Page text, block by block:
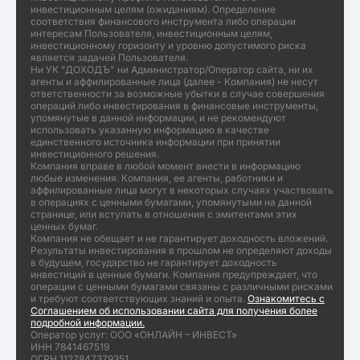
инвестиционным целям (ожиданиям). Определение
соответствия финансового инструмента либо операции
интересам Пользователя, инвестиционным целям,
инвестиционному горизонту и уровню допустимого риска
является задачей Пользователя.
Ни УК "ДОХОДЪ" ни Администратор/Оператор сайта, ни их
агенты и аффилированные лица (далее - Компания) не несут
ответственности за возможные убытки в случае совершения
операций либо инвестирования в финансовые инструменты,
упомянутые в данной информации, и не рекомендуют
использовать указанную информацию в качестве
единственного источника информации при принятии
инвестиционного решения.
Компания вправе в любой момент внести в информацию
любые изменения. Компания, ее агенты, работники и
аффилированные лица могут в некоторых случаях участвовать
в операциях с ценными бумагами, упомянутыми на данной
странице, или вступать в отношения с эмитентами этих
ценных бумаг.
Компания не обещает и не гарантирует доходность вложений.
Результаты инвестирования в прошлом не определяют доходы
в будущем, государство не гарантирует доходность
инвестиций в ценные бумаги. Компания предупреждает, что
операции с ценными бумагами связаны с различными рисками
и требуют соответствующих знаний и опыта. Ознакомитесь с
Соглашением об использовании сайта для получения более
подробной информации.
Оператор услуг: ООО «ОНЛАЙН – ИНВЕСТ»
ИНН 7841467519